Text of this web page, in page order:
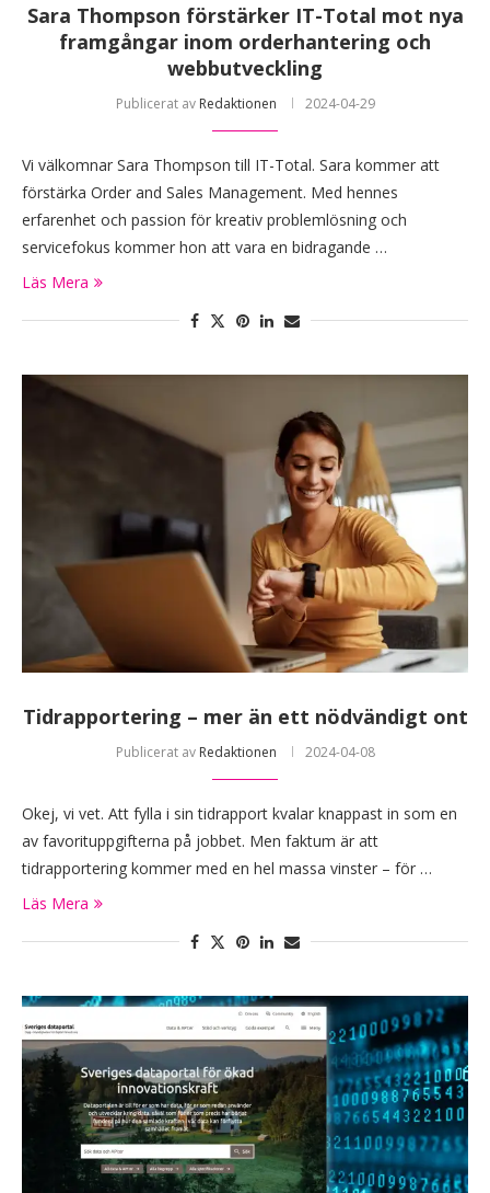
Sara Thompson förstärker IT-Total mot nya
framgångar inom orderhantering och
webbutveckling
Publicerat av Redaktionen 2024-04-29
Vi välkomnar Sara Thompson till IT-Total. Sara kommer att
förstärka Order and Sales Management. Med hennes
erfarenhet och passion för kreativ problemlösning och
servicefokus kommer hon att vara en bidragande …
Läs Mera
Tidrapportering – mer än ett nödvändigt ont
Publicerat av Redaktionen 2024-04-08
Okej, vi vet. Att fylla i sin tidrapport kvalar knappast in som en
av favorituppgifterna på jobbet. Men faktum är att
tidrapportering kommer med en hel massa vinster – för …
Läs Mera